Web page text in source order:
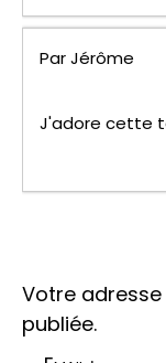
ParJérôme
J'adore cette
Votre
publiée.